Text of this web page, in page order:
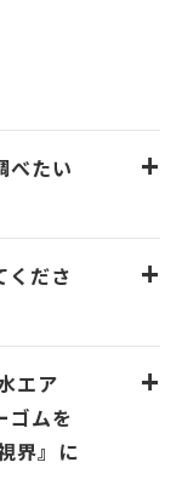
べたい
+
くださ
+
エア
ゴムを
界』に
+